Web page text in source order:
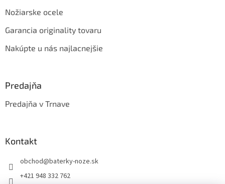
Nožiarske ocele
Garancia originality tovaru
Nakúpte u nás najlacnejšie
Predajňa
Predajňa v Trnave
Kontakt
obchod@baterky-noze.sk
+421 948 332 762